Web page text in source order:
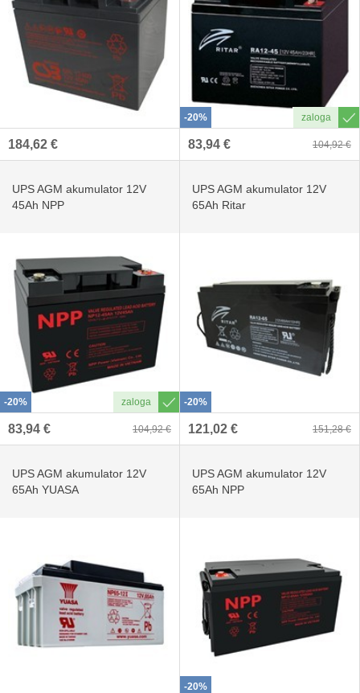
184,62 €
-20%
104,92 €
83,94 €
-20%
UPS AGM akumulator 12V
45Ah NPP
104,92 €
83,94 €
-20%
UPS AGM akumulator 12V
65Ah Ritar
151,28 €
121,02 €
UPS AGM akumulator 12V
65Ah YUASA
-20%
UPS AGM akumulator 12V
65Ah NPP